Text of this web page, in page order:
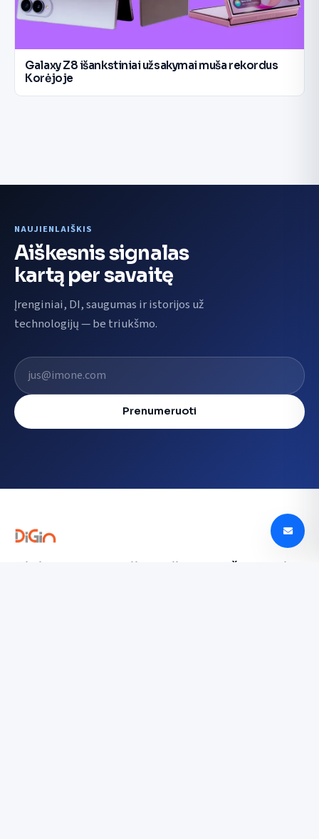
Galaxy Z8 išankstiniai užsakymai muša rekordus
Korėjoje
NAUJIENLAIŠKIS
Aiškesnis signalas
kartą per savaitę
Įrenginiai, DI, saugumas ir istorijos už
technologijų — be triukšmo.
El. pašto adresas
Prenumeruoti
Digin - Technologijų naujienos, apžvalgos ir